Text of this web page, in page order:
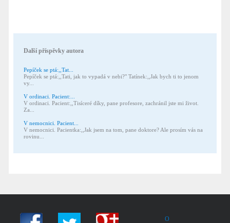
Další příspěvky autora
Pepíček se ptá:,,Tat...
Pepíček se ptá:,,Tati, jak to vypadá v nebi?" Tatínek:,,Jak bych ti to jenom
vy...
V ordinaci. Pacient:...
V ordinaci. Pacient:,,Tisíceré díky, pane profesore, zachránil jste mi život.
Za...
V nemocnici. Pacient...
V nemocnici. Pacientka:,,Jak jsem na tom, pane doktore? Ale prosím vás na
rovinu...
O